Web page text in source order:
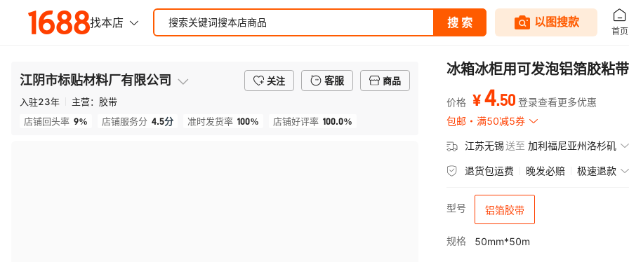
江阴市标贴材料厂有限公司 关注 客服
商品
入驻23年 主营： 胶带
店铺回头率 9% 店铺服务分 4.5分 准时发货率 100% 店铺好评率 100.0%
冰箱冰柜用可发泡铝箔胶粘
价格 ¥4.50 登录查看更多优惠
包邮
满50减5券
江苏无锡送至 加利福尼亚州洛杉矶
退货包运费 晚发必赔 极速退款
型号 铝箔胶带
规格 50mm*50m